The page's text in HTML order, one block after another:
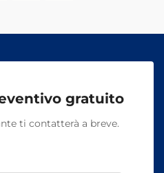
gratuito
ti contatterà a breve.